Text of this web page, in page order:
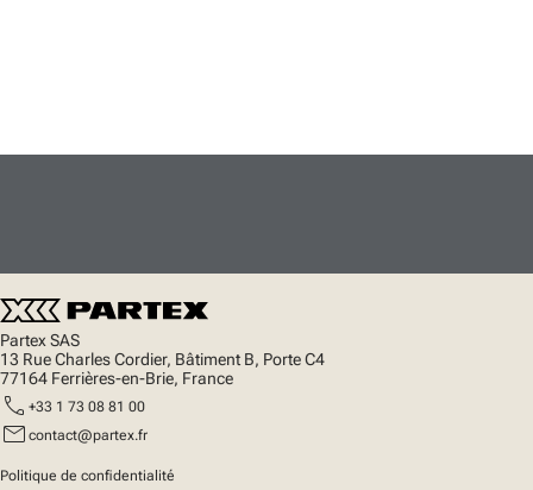
Partex SAS
13 Rue Charles Cordier, Bâtiment B, Porte C4
77164 Ferrières-en-Brie, France
call +33 1 73 08 81 00
mail contact@partex.fr
Politique de confidentialité